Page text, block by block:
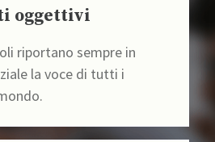
oggettivi
riportano sempre in
la voce di tutti i